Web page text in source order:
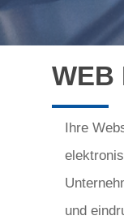
WEB
Ihre
und